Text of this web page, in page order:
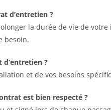
d’entretien ?
la durée de vie de
besoin.
d’entretien ?
et de vos besoins
est bien respecté ?